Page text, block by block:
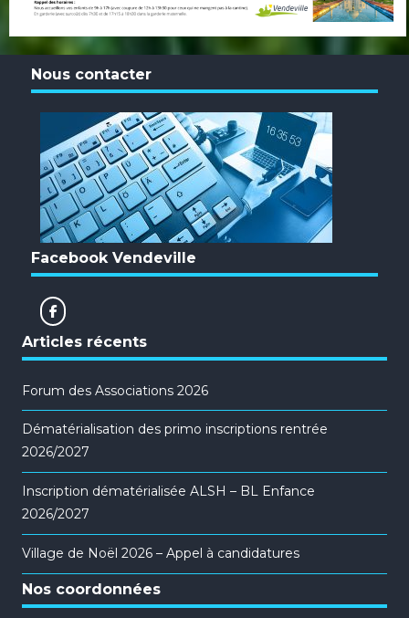
Nous contacter
Facebook Vendeville
Articles récents
Forum des Associations 2026
Dématérialisation des primo inscriptions rentrée
2026/2027
Inscription dématérialisée ALSH – BL Enfance
2026/2027
Village de Noël 2026 – Appel à candidatures
Nos coordonnées